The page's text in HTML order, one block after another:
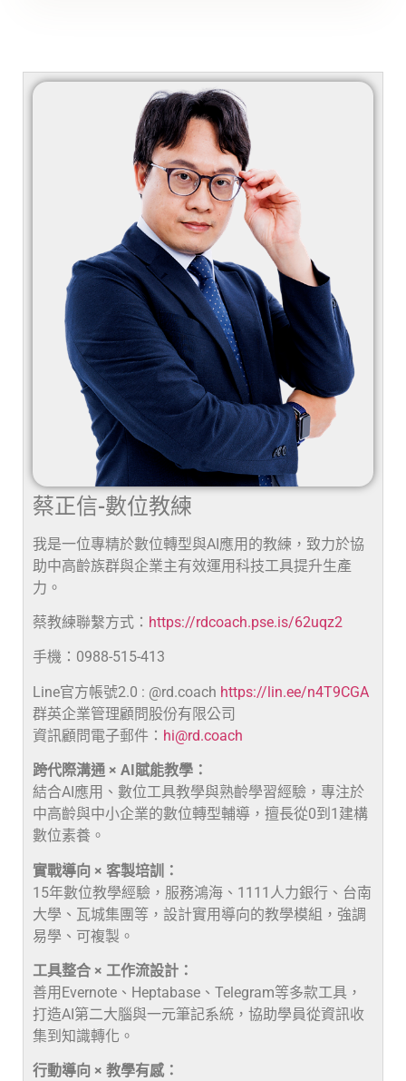
蔡正信-數位教練
我是一位專精於數位轉型與AI應用的教練，致力於協
助中高齡族群與企業主有效運用科技工具提升生產
力。
蔡教練聯繫方式： https://rdcoach.pse.is/62uqz2
手機：0988-515-413
Line官方帳號2.0 : @rd.coach https://lin.ee/n4T9CGA
群英企業管理顧問股份有限公司
資訊顧問電子郵件： hi@rd.coach
跨代際溝通 × AI賦能教學：
結合AI應用、數位工具教學與熟齡學習經驗，專注於
中高齡與中小企業的數位轉型輔導，擅長從0到1建構
數位素養。
實戰導向 × 客製培訓：
15年數位教學經驗，服務鴻海、1111人力銀行、台南
大學、瓦城集團等，設計實用導向的教學模組，強調
易學、可複製。
工具整合 × 工作流設計：
善用Evernote、Heptabase、Telegram等多款工具，
打造AI第二大腦與一元筆記系統，協助學員從資訊收
集到知識轉化。
行動導向 × 教學有感：